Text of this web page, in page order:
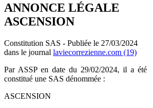
ANNONCE LÉGALE
ASCENSION
Constitution SAS - Publiée le 27/03/2024
dans le journal laviecorrezienne.com (19)
Par ASSP en date du 29/02/2024, il a été
constitué une SAS dénommée :
ASCENSION